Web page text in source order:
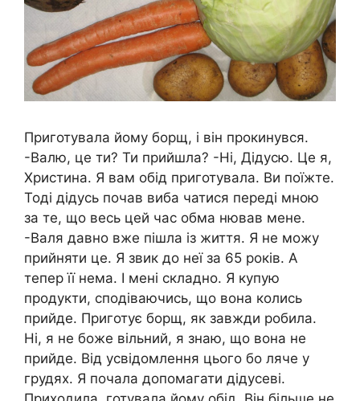
Приготувала йому борщ, і він прокинувся.
-Валю, це ти? Ти прийшла? -Ні, Дідусю. Це я,
Христина. Я вам обід приготувала. Ви поїжте.
Тоді дідусь почав виба чатися переді мною
за те, що весь цей час обма нював мене.
-Валя давно вже пішла із життя. Я не можу
прийняти це. Я звик до неї за 65 років. А
тепер її нема. І мені складно. Я купую
продукти, сподіваючись, що вона колись
прийде. Приготує борщ, як завжди робила.
Ні, я не боже вільний, я знаю, що вона не
прийде. Від усвідомлення цього бо ляче у
грудях. Я почала допомагати дідусеві.